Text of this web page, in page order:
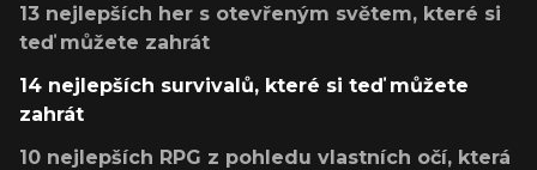
13 nejlepších her s otevřeným světem, které si
teď můžete zahrát
14 nejlepších survivalů, které si teď můžete
zahrát
10 nejlepších RPG z pohledu vlastních očí, která